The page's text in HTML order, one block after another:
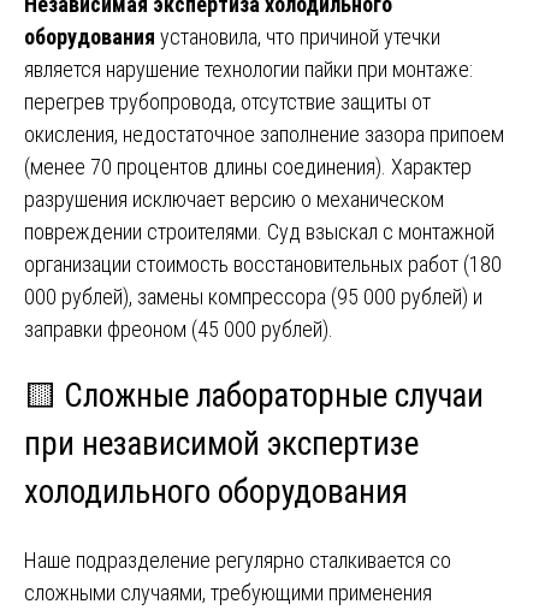
оборудования установила, что причиной утечки
является нарушение технологии пайки при монтаже:
перегрев трубопровода, отсутствие защиты от
окисления, недостаточное заполнение зазора припоем
(менее 70 процентов длины соединения). Характер
разрушения исключает версию о механическом
повреждении строителями. Суд взыскал с монтажной
организации стоимость восстановительных работ (180
000 рублей), замены компрессора (95 000 рублей) и
заправки фреоном (45 000 рублей).
🟨 Сложные лабораторные случаи
при независимой экспертизе
холодильного оборудования
Наше подразделение регулярно сталкивается со
сложными случаями, требующими применения